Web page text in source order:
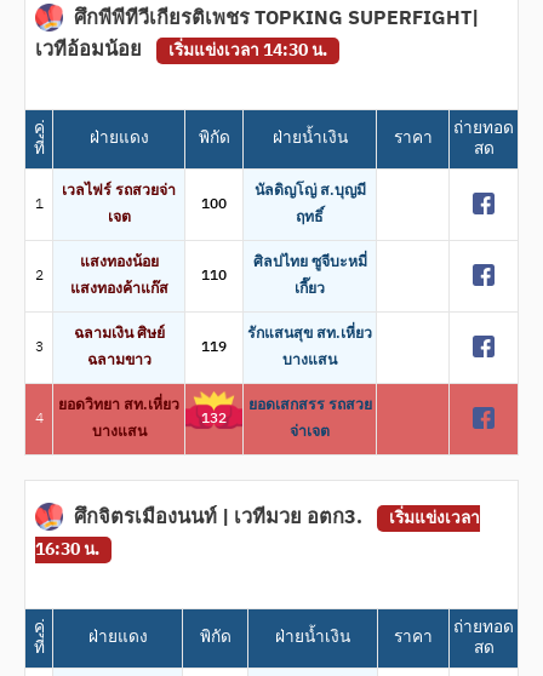
ศึกพีพีทีวีเกียรติเพชร TOPKING SUPERFIGHT|
เวทีอ้อมน้อย
เริ่มแข่งเวลา 14:30 น.
คู่
ที่ ฝ่ายแดง พิกัด ฝ่ายน้ำเงิน ราคา ถ่ายทอด
สด
1
เวลไฟร์ รถสวยจ่า
เจต
100
นัลดิญโญ่ ส.บุญมี
ฤทธิ์
2
แสงทองน้อย
แสงทองค้าแก๊ส
110
ศิลปไทย ซูจีบะหมี่
เกี๊ยว
3
ฉลามเงิน ศิษย์
ฉลามขาว
119
รักแสนสุข สท.เหี่ยว
บางแสน
4
ยอดวิทยา สท.เหี่ยว
บางแสน
132
ยอดเสกสรร รถสวย
จ่าเจต
ศึกจิตรเมืองนนท์ | เวทีมวย อตก3.
เริ่มแข่งเวลา
16:30 น.
คู่
ที่ ฝ่ายแดง พิกัด ฝ่ายน้ำเงิน ราคา ถ่ายทอด
สด